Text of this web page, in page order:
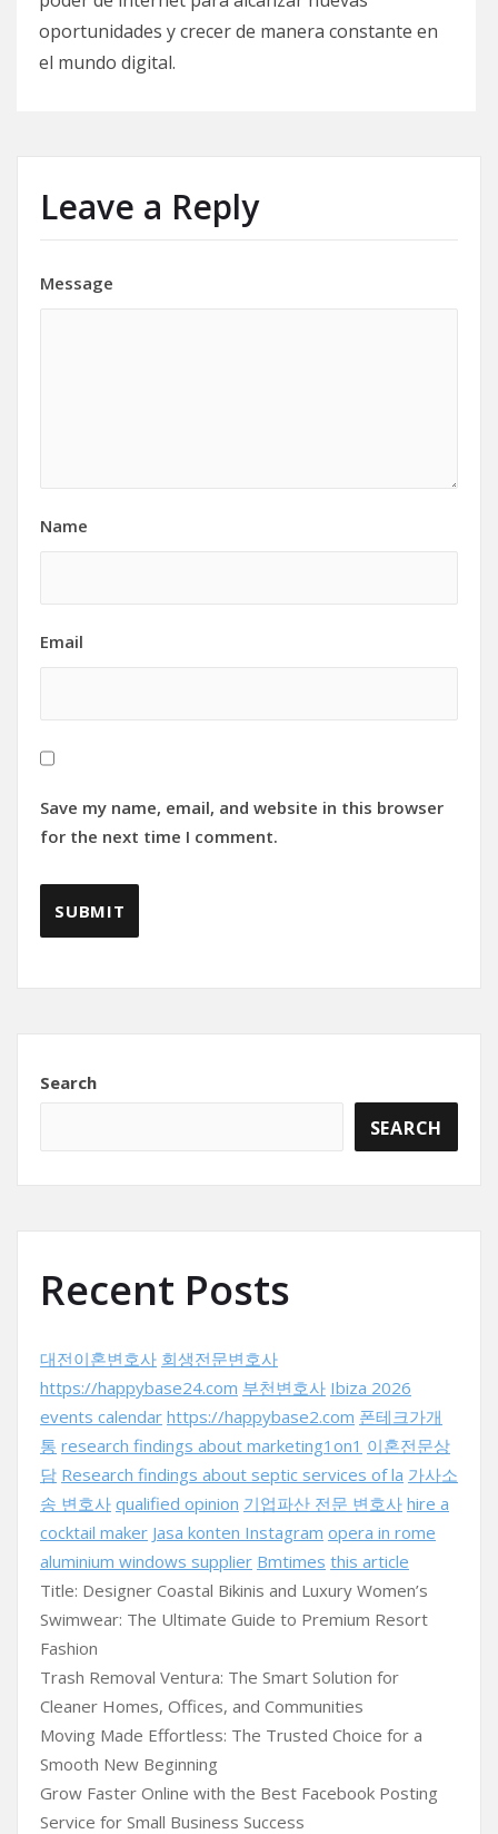
oportunidades y crecer de manera constante en
el mundo digital.
Leave a Reply
Message
Name
Email
Save my name, email, and website in this browser
for the next time I comment.
Search
SEARCH
Recent Posts
대전이혼변호사 회생전문변호사
https://happybase24.com 부천변호사 Ibiza 2026
events calendar https://happybase2.com 폰테크가개
통 research findings about marketing1on1 이혼전문상
담 Research findings about septic services of la 가사소
송 변호사 qualified opinion 기업파산 전문 변호사 hire a
cocktail maker Jasa konten Instagram opera in rome
aluminium windows supplier Bmtimes this article
Title: Designer Coastal Bikinis and Luxury Women’s
Swimwear: The Ultimate Guide to Premium Resort
Fashion
Trash Removal Ventura: The Smart Solution for
Cleaner Homes, Offices, and Communities
Moving Made Effortless: The Trusted Choice for a
Smooth New Beginning
Grow Faster Online with the Best Facebook Posting
Service for Small Business Success